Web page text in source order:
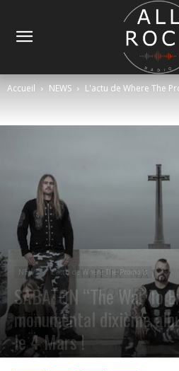
Accueil NEWS L'actu de Where The
NEWS L'actu de Where The Promo Is
SABATON “The War To
monumental dixième
le 4 Mars !